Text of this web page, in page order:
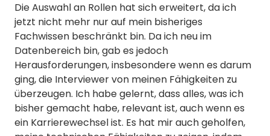
Die Auswahl an Rollen hat sich erweitert, da ich
jetzt nicht mehr nur auf mein bisheriges
Fachwissen beschränkt bin. Da ich neu im
Datenbereich bin, gab es jedoch
Herausforderungen, insbesondere wenn es darum
ging, die Interviewer von meinen Fähigkeiten zu
überzeugen. Ich habe gelernt, dass alles, was ich
bisher gemacht habe, relevant ist, auch wenn es
ein Karrierewechsel ist. Es hat mir auch geholfen,